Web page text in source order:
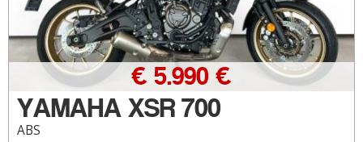
YAMAHA XSR 700
ABS
€ 5.990 €